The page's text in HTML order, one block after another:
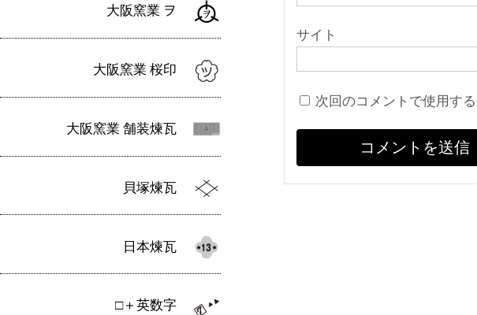
大阪窯業 ヲ
大阪窯業 桜印
大阪窯業 舗装煉瓦
貝塚煉瓦
日本煉瓦
□＋英数字
サイト
次回のコメントで使用す